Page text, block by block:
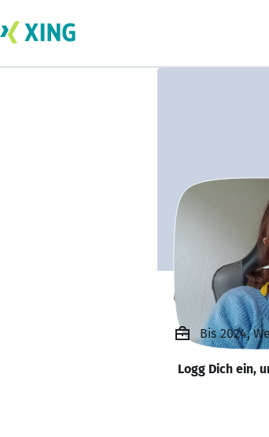
Candela
Bis 2024,
Logg Dich ein,